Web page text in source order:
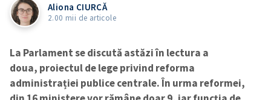
Aliona CIURCĂ
2.00 mii de articole
La Parlament se discută astăzi în lectura a
doua, proiectul de lege privind reforma
administrației publice centrale. În urma reformei,